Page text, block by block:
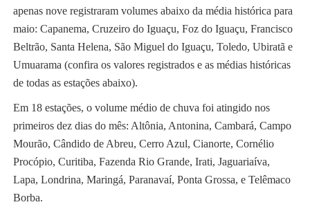
apenas nove registraram volumes abaixo da média histórica para
maio: Capanema, Cruzeiro do Iguaçu, Foz do Iguaçu, Francisco
Beltrão, Santa Helena, São Miguel do Iguaçu, Toledo, Ubiratã e
Umuarama (confira os valores registrados e as médias históricas
de todas as estações abaixo).
Em 18 estações, o volume médio de chuva foi atingido nos
primeiros dez dias do mês: Altônia, Antonina, Cambará, Campo
Mourão, Cândido de Abreu, Cerro Azul, Cianorte, Cornélio
Procópio, Curitiba, Fazenda Rio Grande, Irati, Jaguariaíva,
Lapa, Londrina, Maringá, Paranavaí, Ponta Grossa, e Telêmaco
Borba.